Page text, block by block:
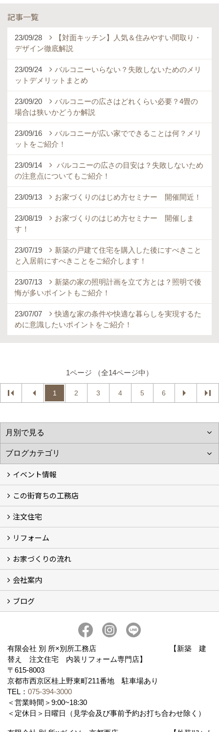
記事一覧
23/09/28
【対面キッチン】人気＆住みやすい間取り・
デザイン徹底解説
23/09/24
バルコニーいらない？失敗しないためのメリ
ットデメリットまとめ
23/09/20
バルコニーの広さはどれくらい必要？4畳の
場合は狭いかどうか解説
23/09/16
バルコニーが広い家でできることは何？メリ
ットをご紹介！
23/09/14
バルコニーの広さの目安は？失敗しないため
の注意点についてもご紹介！
23/09/13 お家づくりのはじめ方セミナー 開催間近！
23/08/19
お家づくりのはじめ方セミナー 開催しま
す！
23/07/19
新築の戸建て住宅を購入した後にすべきこと
と入居前にすべきことをご紹介します！
23/07/13
新築の家の照明計画を立て方とは？照明で後
悔が多いポイントもご紹介！
23/07/07
快適な家の条件や快適な暮らしを実現するた
めに意識したいポイントをご紹介！
1ページ （全14ページ中）
1 2 3 4 5 6
イベント情報
イベント予告
イベント報告
この街育ちの工務店
別所工務店の想い (2)
別所工務店の5つのこだわり 性能・構造・設計
家づくりで悩んでいませんか？
注文住宅
注文住宅施工事例
性能・構造・設計
現場レポート
リフォーム
リフォーム施工事例
現場レポート
お客様の声
お家づくりの流れ
お家づくりの流れ
京都の土地の探し方
会社案内
会社概要
アクセス
スタッフ紹介
スタッフブログ
ブログ
有限会社 別 所×別所工務店 【新築 建
替え 注文住宅 内装リフォーム専門店】
〒615-8003
京都市西京区桂上野東町211番地 駐車場あり
TEL： 075-394-3000
＜営業時間＞9:00~18:30
＜定休日＞日曜日（見学会及び事前予約お打ち合わせ除く）